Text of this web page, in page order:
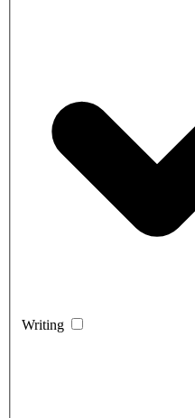
Writing